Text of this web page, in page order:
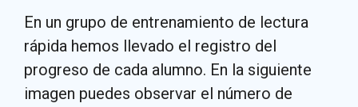
En un grupo de entrenamiento de lectura
rápida hemos llevado el registro del
progreso de cada alumno. En la siguiente
imagen puedes observar el número de